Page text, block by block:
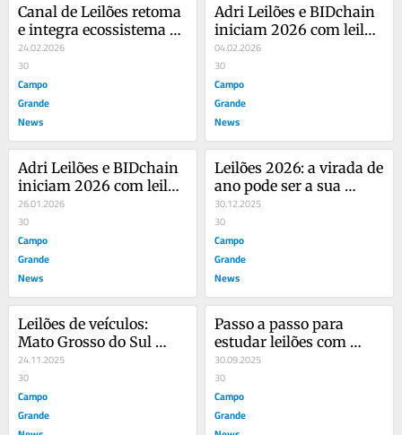
Canal de Leilões retoma
e integra ecossistema da
BIDchain
24.02.2026
30
Campo
Grande
News
Adri Leilões e BIDchain
iniciam 2026 com leilão
de veículos
04.02.2026
30
Campo
Grande
News
Adri Leilões e BIDchain
iniciam 2026 com leilão
de veículos da CAIXA
26.01.2026
30
Campo
Grande
News
Leilões 2026: a virada de
ano pode ser a sua
virada de chave
30.12.2025
30
Campo
Grande
News
Leilões de veículos:
Mato Grosso do Sul
novamente em destaque
24.11.2025
30
Campo
Grande
Passo a passo para
estudar leilões com
consciência
30.09.2025
30
Campo
Grande